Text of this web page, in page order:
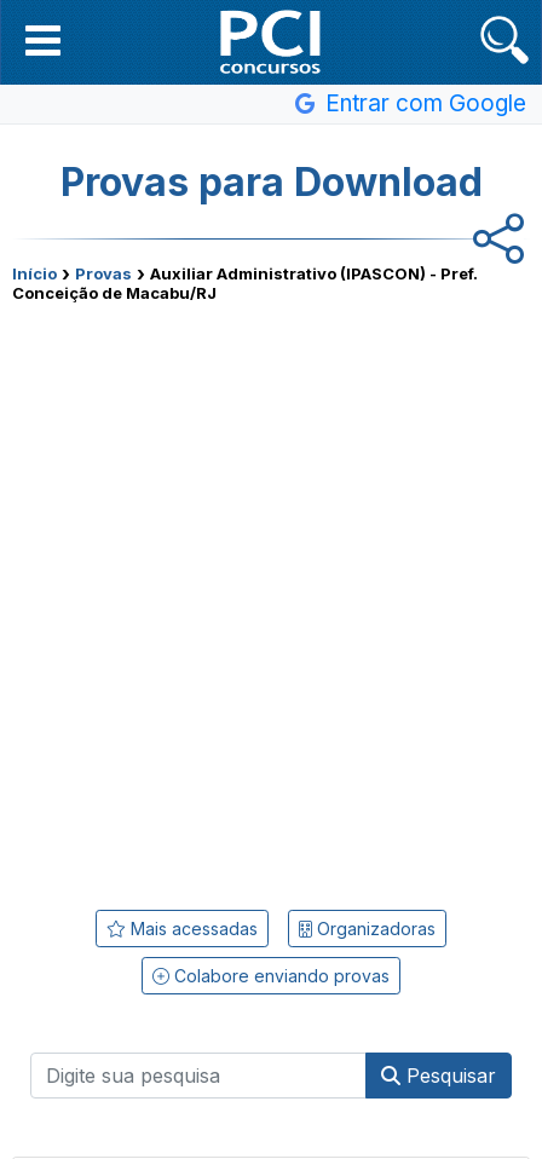
Entrar com Google
Provas para Download
Início › Provas › Auxiliar Administrativo (IPASCON) - Pref.
Conceição de Macabu/RJ
Mais acessadas Organizadoras
Colabore enviando provas
Pesquisar